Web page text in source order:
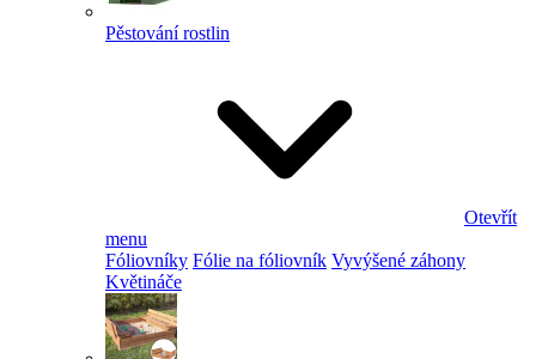
Pěstování rostlin
Otevřít
menu
Fóliovníky Fólie na fóliovník Vyvýšené záhony
Květináče